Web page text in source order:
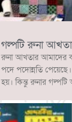
গল্পটি রুনা
রুনা আখতার আমাদের
পদে পদোন্নতি
হয়। কিন্তু রুনার